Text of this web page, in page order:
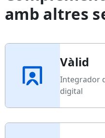
amb altres
Vàlid
Integrador
digital